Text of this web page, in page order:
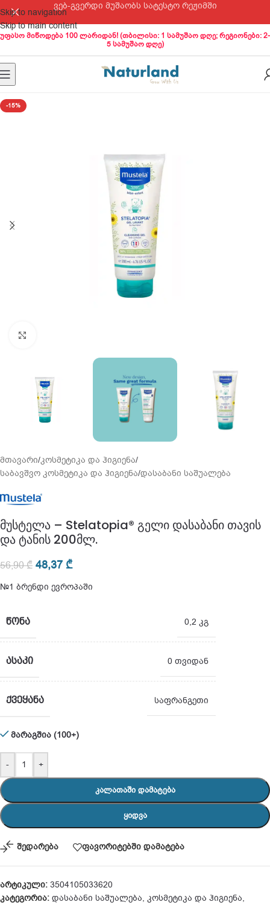
Skip to navigation
Skip to main content
ვებ-გვერდი მუშაობს სატესტო რეჟიმში
უფასო მიწოდება 100 ლარიდან! (თბილისი: 1 სამუშაო დღე; რეგიონები: 2-
5 სამუშაო დღე)
-15%
მთავარი/კოსმეტიკა და ჰიგიენა/
საბავშვო კოსმეტიკა და ჰიგიენა/დასაბანი საშუალება
მუსტელა – Stelatopia® გელი დასაბანი თავის
და ტანის 200მლ.
56,90₾ 48,37 ₾
№1 ბრენდი ევროპაში
ᲬᲝᲜᲐ 0,2 კგ
ᲐᲡᲐᲙᲘ 0 თვიდან
ᲥᲕᲔᲧᲐᲜᲐ საფრანგეთი
მარაგშია (100+)
- +
ᲙᲐᲚᲐᲗᲐᲨᲘ ᲓᲐᲛᲐᲢᲔᲑᲐ
ᲧᲘᲓᲕᲐ
შედარება ფავორიტებში დამატება
არტიკული: 3504105033620
კატეგორია: დასაბანი საშუალება, კოსმეტიკა და ჰიგიენა,